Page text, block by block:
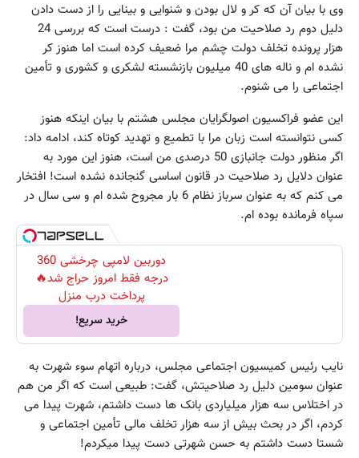
وی با بیان آن که کر و لال بودن و شنوایی و بینایی را از دست دادن
دلیل دوم رد صلاحیت من بود، گفت : درست است که بررسی 24
هزار پرونده تخلف دولت چشم مرا ضعیف کرده است اما هنوز کر
نشده ام و ناله های 40 میلیون بازنشسته لشکری و کشوری و تأمین
اجتماعی را می شنوم.
این عضو فراکسیون اصولگرایان مجلس هشتم با بیان اینکه هنوز
کسی نتوانسته است زبان مرا با تطمیع و تهدید کوتاه کند، ادامه داد:
اگر منظور دولت جانبازی 50 درصدی من است، هنوز این مورد به
عنوان دلایل رد صلاحیت در قانون اساسی گنجانده نشده است! افتخار
می کنم که به عنوان سرباز نظام 6 بار مجروح شده ام و سی سال در
سپاه فرمانده بوده ام.
دوربین لامپی چرخشی 360
درجه فقط امروز حراج شد🔥
پرداخت درب منزل
خرید سریع!
نایب رئیس کمیسیون اجتماعی مجلس، درباره اتهام سوء شهرت به
عنوان سومین دلیل رد صلاحیتش، گفت: طبیعی است که اگر من هم
در اختلاس سه هزار میلیاردی بانک ها دست داشتم، شهرت پیدا می
کردم، اگر در بحث بیش از سه هزار تخلف مالی تأمین اجتماعی و
شستا دست داشتم به حسن شهرتی دست پیدا میکردم!